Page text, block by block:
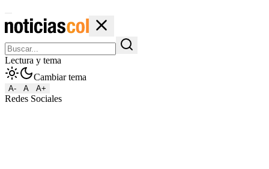
Lectura y tema
Cambiar tema
A- A A+
Redes Sociales